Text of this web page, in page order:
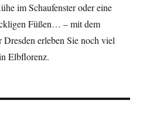
im Schaufenster oder eine
Füßen… – mit dem
erleben Sie noch viel
Elbflorenz.